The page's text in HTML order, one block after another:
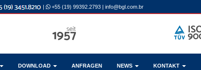
| +55 (19) 99392.2793 | info@bgl.com.br
DOWNLOAD ANFRAGEN NEWS KONTAKT